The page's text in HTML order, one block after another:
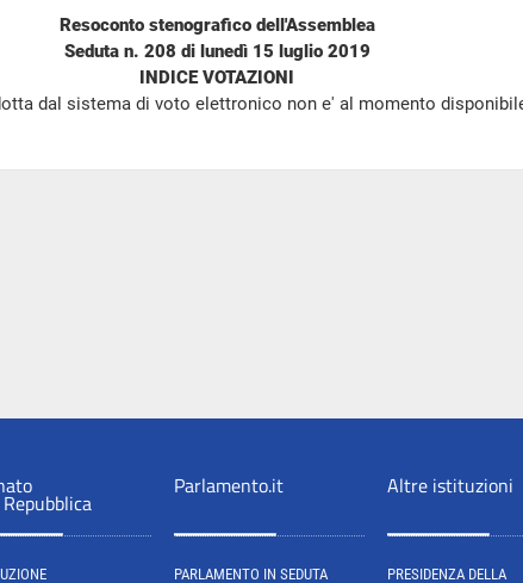
Resoconto stenografico dell'Assemblea
Seduta n. 208 di lunedì 15 luglio 2019
INDICE VOTAZIONI
dal sistema di voto elettronico non e' al momento
Parlamento.it
PARLAMENTO IN SEDUTA
Altre istituzioni
PRESIDENZA DELLA